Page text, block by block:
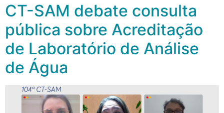
CT-SAM debate consulta
pública sobre Acreditação
de Laboratório de Análise
de Água